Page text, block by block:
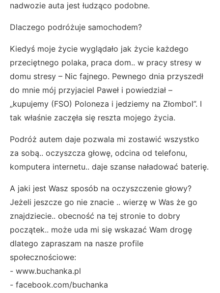
nadwozie auta jest łudząco podobne.
Dlaczego podróżuje samochodem?
Kiedyś moje życie wyglądało jak życie każdego
przeciętnego polaka, praca dom.. w pracy stresy w
domu stresy – Nic fajnego. Pewnego dnia przyszedł
do mnie mój przyjaciel Paweł i powiedział –
„kupujemy (FSO) Poloneza i jedziemy na Złombol”. I
tak właśnie zaczęła się reszta mojego życia.
Podróż autem daje pozwala mi zostawić wszystko
za sobą.. oczyszcza głowę, odcina od telefonu,
komputera internetu.. daje szanse naładować baterię.
A jaki jest Wasz sposób na oczyszczenie głowy?
Jeżeli jeszcze go nie znacie .. wierzę w Was że go
znajdziecie.. obecność na tej stronie to dobry
początek.. może uda mi się wskazać Wam drogę
dlatego zapraszam na nasze profile
społecznościowe:
- www.buchanka.pl
- facebook.com/buchanka